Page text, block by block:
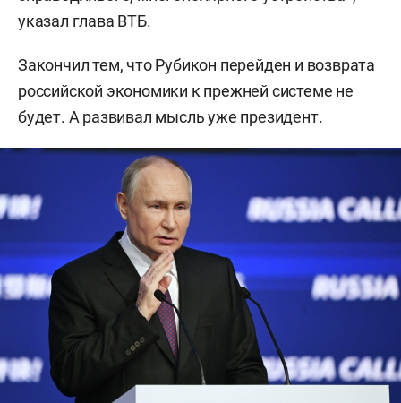
указал глава ВТБ.
Закончил тем, что Рубикон перейден и возврата
российской экономики к прежней системе не
будет. А развивал мысль уже президент.